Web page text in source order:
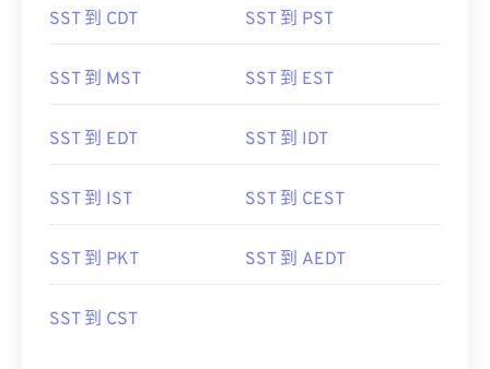
SST 到 CDT SST 到 PST
SST 到 MST SST 到 EST
SST 到 EDT SST 到 IDT
SST 到 IST SST 到 CEST
SST 到 PKT SST 到 AEDT
SST 到 CST